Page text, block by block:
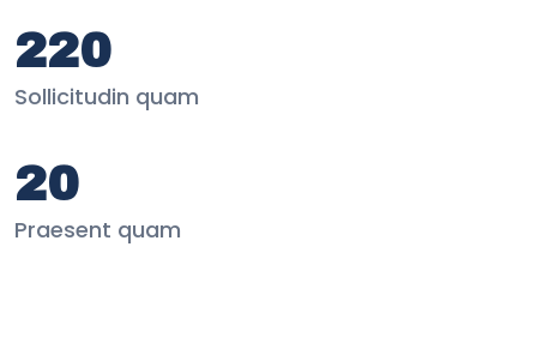
220
Sollicitudin quam
20
Praesent quam